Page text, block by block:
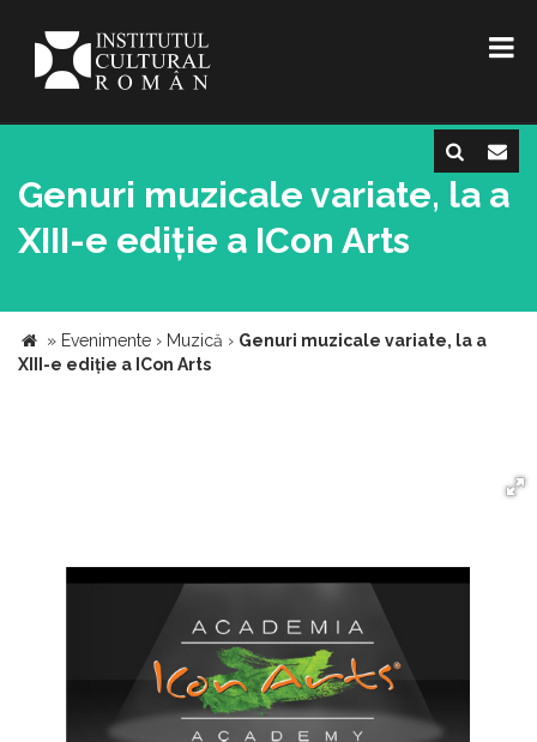
Genuri muzicale variate, la a
XIII-e ediție a ICon Arts
» Evenimente › Muzică › Genuri muzicale variate, la a
XIII-e ediție a ICon Arts